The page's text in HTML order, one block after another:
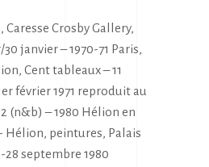
Caresse Crosby Gallery,
janvier – 1970-71 Paris,
Cent tableaux – 11
février 1971 reproduit au
(n&b) – 1980 Hélion en
Hélion, peintures, Palais
septembre 1980